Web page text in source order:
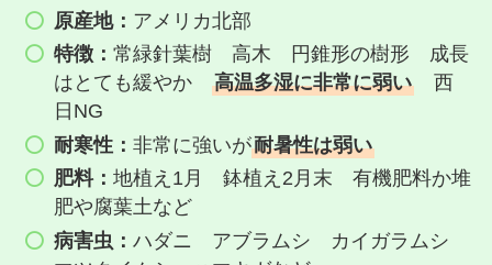
原産地： アメリカ北部
特徴：常緑針葉樹 高木 円錐形の樹形 成長
はとても緩やか高温多湿に非常に弱い 西
日NG
耐寒性：非常に強いが耐暑性は弱い
肥料：地植え1月 鉢植え2月末 有機肥料か堆
肥や腐葉土など
病害虫：ハダニ アブラムシ カイガラムシ